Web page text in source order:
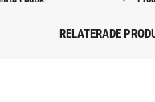
RELATERADE